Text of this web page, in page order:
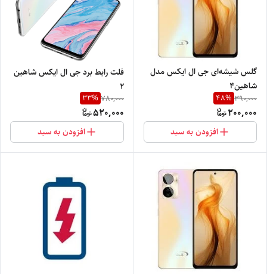
گلس شیشه‌ای جی ال ایکس مدل
شاهین۴
390,000
48%
200,000
افزودن به سبد
فلت رابط برد جی ال ایکس شاهین
۲
780,000
33%
520,000
افزودن به سبد